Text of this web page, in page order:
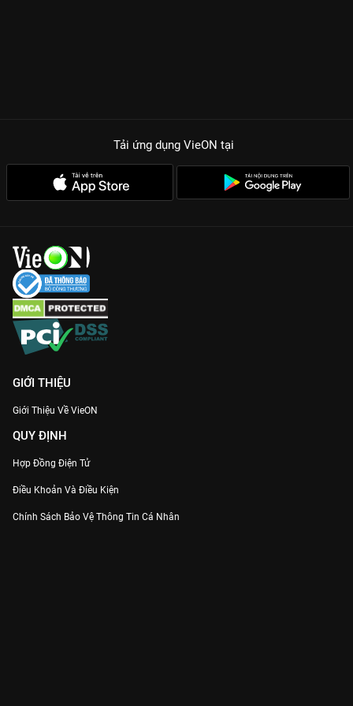
Tải ứng dụng VieON tại
GIỚI THIỆU
Giới Thiệu Về VieON
QUY ĐỊNH
Hợp Đồng Điện Tử
Điều Khoản Và Điều Kiện
Chính Sách Bảo Vệ Thông Tin Cá Nhân